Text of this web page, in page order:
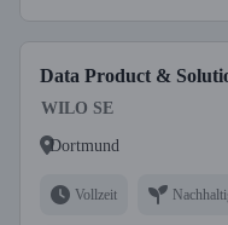
Data Product &
WILO SE
Dortmund
Vollzeit